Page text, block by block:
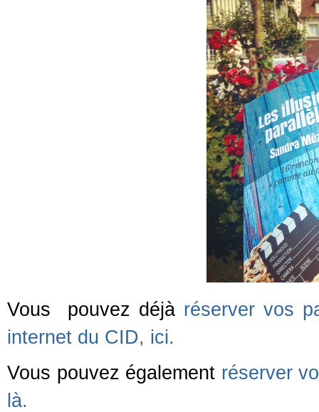
Vous pouvez déjà réserver vos
internet du CID, ici.
Vous pouvez également réserver
là.